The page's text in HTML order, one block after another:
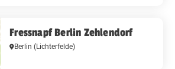
Fressnapf Berlin Zehlendorf
Berlin(Lichterfelde)